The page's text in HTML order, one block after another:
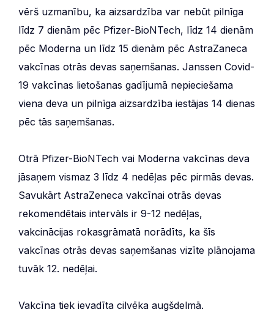
vērš uzmanību, ka aizsardzība var nebūt pilnīga
līdz 7 dienām pēc Pfizer-BioNTech, līdz 14 dienām
pēc Moderna un līdz 15 dienām pēc AstraZaneca
vakcīnas otrās devas saņemšanas. Janssen Covid-
19 vakcīnas lietošanas gadījumā nepieciešama
viena deva un pilnīga aizsardzība iestājas 14 dienas
pēc tās saņemšanas.
Otrā Pfizer-BioNTech vai Moderna vakcīnas deva
jāsaņem vismaz 3 līdz 4 nedēļas pēc pirmās devas.
Savukārt AstraZeneca vakcīnai otrās devas
rekomendētais intervāls ir 9-12 nedēļas,
vakcinācijas rokasgrāmatā norādīts, ka šīs
vakcīnas otrās devas saņemšanas vizīte plānojama
tuvāk 12. nedēļai.
Vakcīna tiek ievadīta cilvēka augšdelmā.